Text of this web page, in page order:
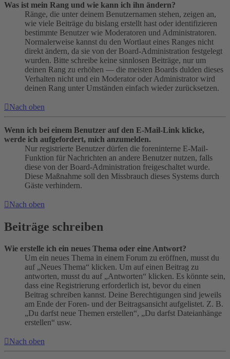
Was ist mein Rang und wie kann ich ihn ändern?
Ränge, die unter deinem Benutzernamen stehen, zeigen an,
wie viele Beiträge du bislang erstellt hast oder identifizieren
bestimmte Benutzer wie Moderatoren und Administratoren.
Normalerweise kannst du den Wortlaut eines Ranges nicht
direkt ändern, da sie von der Board-Administration festgelegt
wurden. Bitte schreibe keine sinnlosen Beiträge, nur um
deinen Rang zu erhöhen — die meisten Boards dulden dieses
Verhalten nicht und ein Moderator oder Administrator wird
deinen Rang unter Umständen einfach wieder zurücksetzen.
Nach oben
Wenn ich bei einem Benutzer auf den E-Mail-Link klicke,
werde ich aufgefordert, mich anzumelden.
Nur registrierte Benutzer dürfen die foreninterne E-Mail-
Funktion für Nachrichten an andere Benutzer nutzen, falls
diese von der Board-Administration freigeschaltet wurde.
Diese Maßnahme soll den Missbrauch dieses Systems durch
Gäste verhindern.
Nach oben
Beiträge schreiben
Wie erstelle ich ein neues Thema oder eine Antwort?
Um ein neues Thema in einem Forum zu eröffnen, musst du
auf „Neues Thema“ klicken. Um auf einen Beitrag zu
antworten, musst du auf „Antworten“ klicken. Es könnte sein,
dass eine Registrierung erforderlich ist, bevor du einen
Beitrag schreiben kannst. Deine Berechtigungen sind jeweils
am Ende der Foren- und der Beitragsansicht aufgelistet. Z. B.
„Du darfst neue Themen erstellen“, „Du darfst Dateianhänge
erstellen“ usw.
Nach oben